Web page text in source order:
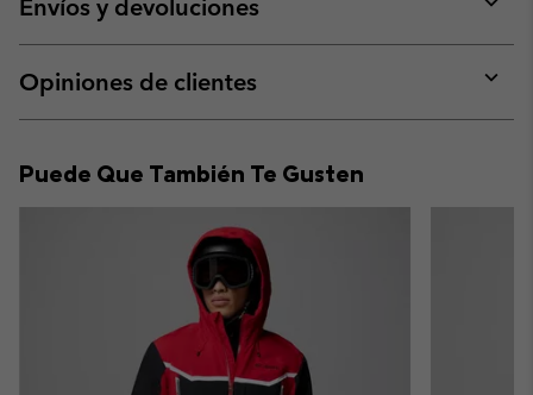
Envíos y devoluciones
or
Opiniones de clientes
or
Puede Que También Te Gusten